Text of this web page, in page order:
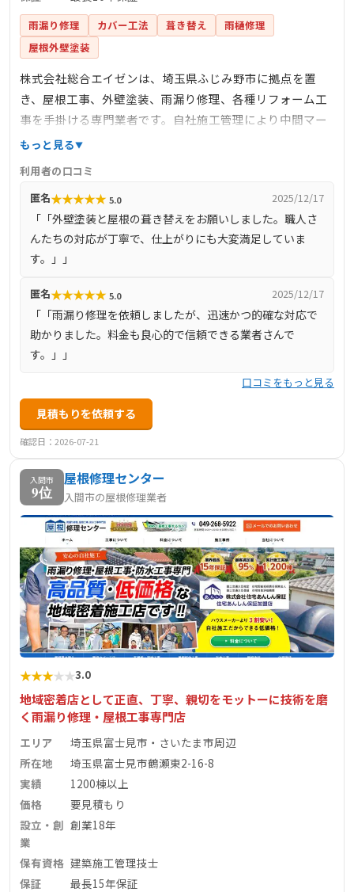
雨漏り修理 カバー工法 葺き替え
雨樋修理
屋根外壁塗装
株式会社総合エイゼンは、埼玉県ふじみ野市に拠点を置
き、屋根工事、外壁塗装、雨漏り修理、各種リフォーム工
事を手掛ける専門業者です。自社施工管理により中間マー
ジンを排除し、高品質な施工を適正価格で提供していま
ては、最新の高耐久材料と技術を駆使し、長持ちする住ま
いづくりをサポートします。お客様第一主義を掲げ、どん
な小さな工事でも喜んで対応し、見積もりや現地調査は無
料で実施。工事前の近隣挨拶や工事後のアフターサービス
も万全で、最長10年の保証を提供しています。
もっと見る
利用者の口コミ
匿名★★★★★ 5.0 2025/12/17
「「外壁塗装と屋根の葺き替えをお願いしました。職人さ
んたちの対応が丁寧で、仕上がりにも大変満足していま
す。」」
匿名★★★★★ 5.0 2025/12/17
「「雨漏り修理を依頼しましたが、迅速かつ的確な対応で
助かりました。料金も良心的で信頼できる業者さんで
す。」」
口コミをもっと見る
見積もりを依頼する
確認日：2026-07-21
入間市
9位
屋根修理センター
入間市の屋根修理業者
★★★★★3.0
地域密着店として正直、丁寧、親切をモットーに技術を磨
く雨漏り修理・屋根工事専門店
エリア
埼玉県富士見市・さいたま市周辺
所在地
埼玉県富士見市鶴瀬東2-16-8
実績
1200棟以上
価格
要見積もり
設立・創
業
創業18年
保有資格 建築施工管理技士
保証
最長15年保証